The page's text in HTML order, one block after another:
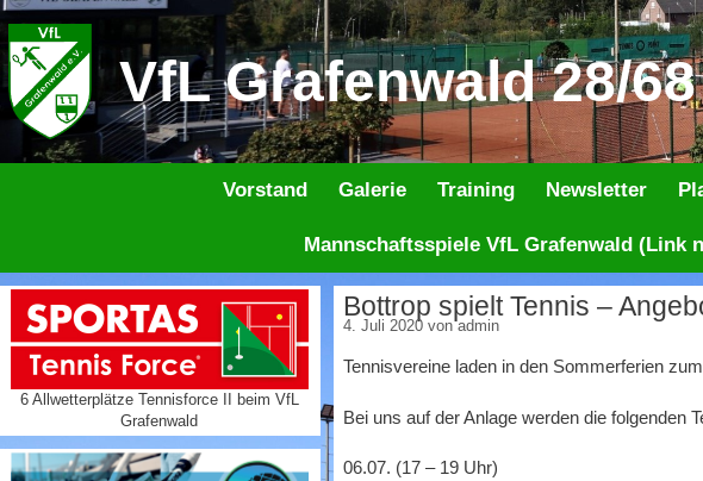
Zum
Inhalt
springen
VfL Grafenwald 28/68
Vorstand Galerie Training Newsletter
Mannschaftsspiele VfL Grafenwald (Link
Bottrop spielt Tennis –
4. Juli 2020 vonadmin
Tennisvereine laden in den Sommerferien
Bei uns auf der Anlage werden die folgenden
06.07. (17 – 19 Uhr)
6 Allwetterplätze Tennisforce II beim VfL
Grafenwald